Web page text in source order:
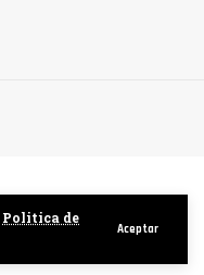
Politica de
Aceptar